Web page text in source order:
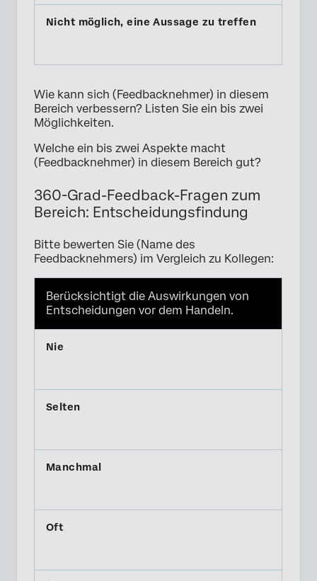
Wie kann sich (Feedbacknehmer) in diesem
Bereich verbessern? Listen Sie ein bis zwei
Möglichkeiten.
Welche ein bis zwei Aspekte macht
(Feedbacknehmer) in diesem Bereich gut?
360-Grad-Feedback-Fragen zum
Bereich: Entscheidungsfindung
Bitte bewerten Sie (Name des
Feedbacknehmers) im Vergleich zu Kollegen:
Berücksichtigt die Auswirkungen von
Entscheidungen vor dem Handeln.